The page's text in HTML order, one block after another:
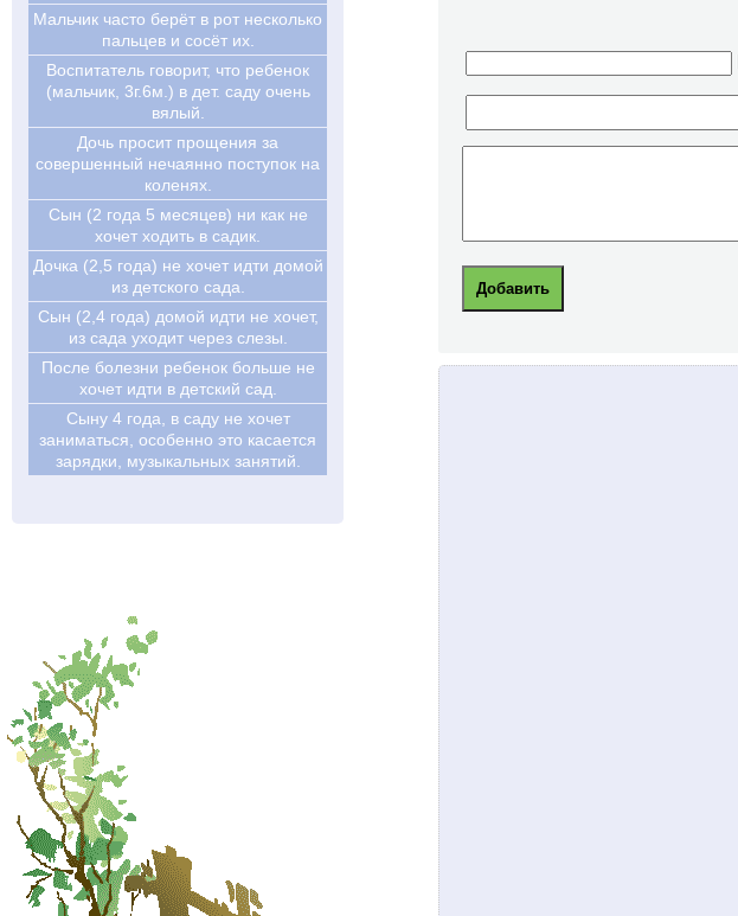
Мальчик часто берёт в рот несколько
пальцев и сосёт их.
Воспитатель говорит, что ребенок
(мальчик, 3г.6м.) в дет. саду очень
вялый.
Дочь просит прощения за
совершенный нечаянно поступок на
коленях.
Сын (2 года 5 месяцев) ни как не
хочет ходить в садик.
Дочка (2,5 года) не хочет идти домой
из детского сада.
Сын (2,4 года) домой идти не хочет,
из сада уходит через слезы.
После болезни ребенок больше не
хочет идти в детский сад.
Сыну 4 года, в саду не хочет
заниматься, особенно это касается
зарядки, музыкальных занятий.